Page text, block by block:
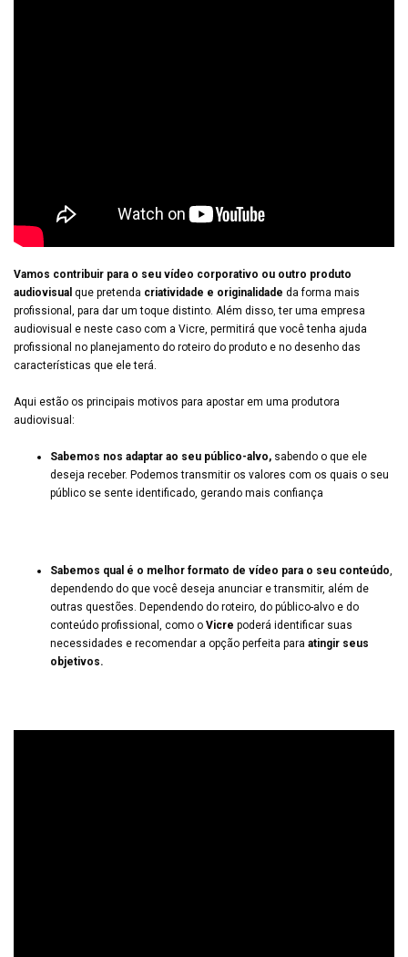
Vamos contribuir para o seu vídeo corporativo ou outro produto
audiovisual que pretenda criatividade e originalidade da forma mais
profissional, para dar um toque distinto. Além disso, ter uma empresa
audiovisual e neste caso com a Vicre, permitirá que você tenha ajuda
profissional no planejamento do roteiro do produto e no desenho das
características que ele terá.
Aqui estão os principais motivos para apostar em uma produtora
audiovisual:
Sabemos nos adaptar ao seu público-alvo, sabendo o que ele
deseja receber. Podemos transmitir os valores com os quais o seu
público se sente identificado, gerando mais confiança
Sabemos qual é o melhor formato de vídeo para o seu conteúdo,
dependendo do que você deseja anunciar e transmitir, além de
outras questões. Dependendo do roteiro, do público-alvo e do
conteúdo profissional, como o Vicre poderá identificar suas
necessidades e recomendar a opção perfeita para atingir seus
objetivos.